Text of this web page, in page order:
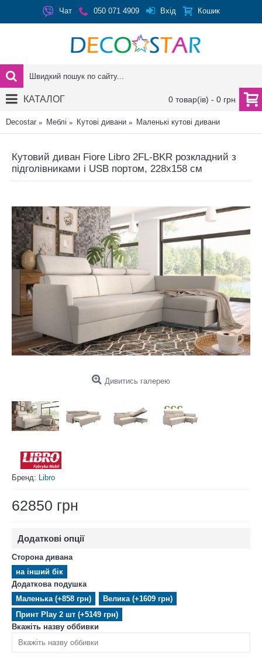
Чат 050 071 4909 Вхід Кошик
0 товар(ів) - 0 грн
КАТАЛОГ
Decostar Меблі Кутові дивани Маленькі кутові дивани
Кутовий диван Fiore Libro 2FL-BKR розкладний з
підголівниками і USB портом, 228x158 см
Дивитись галерею
Бренд: Libro
62850 грн
Додаткові опції
Сторона дивана
на інший бік
Додаткова подушка
Маленька (+858 грн)
Велика (+1609 грн)
Принт Play 2 шт (+5149 грн)
Вкажіть назву оббивки